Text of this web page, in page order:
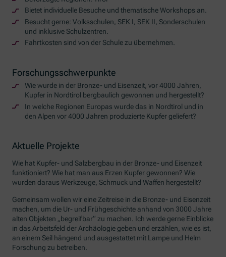
Bietet individuelle Besuche und thematische Workshops an.
Besucht gerne: Volksschulen, SEK I, SEK II, Sonderschulen
und inklusive Schulzentren.
Fahrtkosten sind von der Schule zu übernehmen.
Forschungsschwerpunkte
Wie wurde in der Bronze- und Eisenzeit, vor 4000 Jahren,
Kupfer in Nordtirol bergbaulich gewonnen und hergestellt?
In welche Regionen Europas wurde das in Nordtirol und in
den Alpen vor 4000 Jahren produzierte Kupfer geliefert?
Aktuelle Projekte
Wie hat Kupfer- und Salzbergbau in der Bronze- und Eisenzeit
funktioniert? Wie hat man aus Erzen Kupfer gewonnen? Wie
wurden daraus Werkzeuge, Schmuck und Waffen hergestellt?
Gemeinsam wollen wir eine Zeitreise in die Bronze- und Eisenzeit
machen, um die Ur- und Frühgeschichte anhand von 3000 Jahre
alten Objekten „begreifbar“ zu machen. Ich werde gerne Einblicke
in das Arbeitsfeld der Archäologie geben und erzählen, wie es ist,
an einem Seil hängend und ausgestattet mit Lampe und Helm
Forschung zu betreiben.